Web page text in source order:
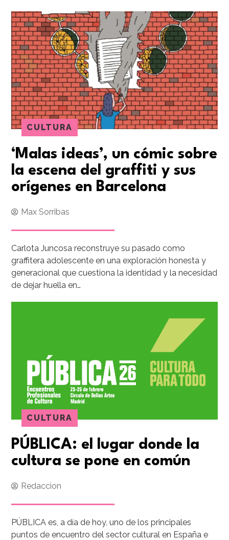
CULTURA
‘Malas ideas’, un cómic sobre
la escena del graffiti y sus
orígenes en Barcelona
Max Sorribas
Carlota Juncosa reconstruye su pasado como
graffitera adolescente en una exploración honesta y
generacional que cuestiona la identidad y la necesidad
de dejar huella en…
CULTURA
PÚBLICA: el lugar donde la
cultura se pone en común
Redaccion
PÚBLICA es, a día de hoy, uno de los principales
puntos de encuentro del sector cultural en España e